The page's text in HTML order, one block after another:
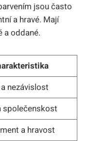
jsou často
a hravé. Mají
a oddané.
nezávislost
společenskost
a hravost